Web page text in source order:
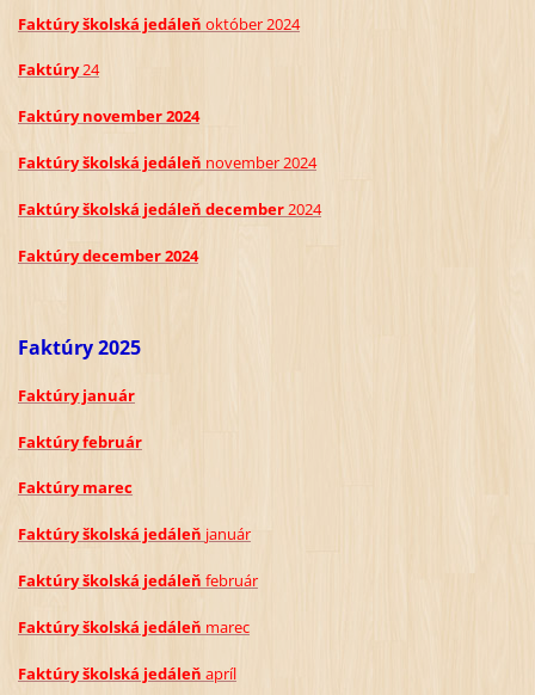
Faktúry školská jedáleň október 2024
Faktúry24
Faktúry november 2024
Faktúry školská jedáleň november2024
Faktúry školská jedáleň december2024
Faktúry december 2024
Faktúry 2025
Faktúry január
Faktúry február
Faktúry marec
Faktúry školská jedáleň január
Faktúry školská jedáleň február
Faktúry školská jedáleň marec
Faktúry školská jedáleň apríl